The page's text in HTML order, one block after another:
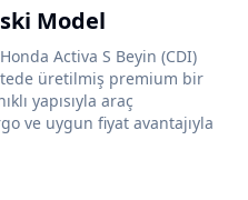
Model
Activa S Beyin (CDI)
üretilmiş premium bir
yapısıyla araç
ve uygun fiyat avantajıyla